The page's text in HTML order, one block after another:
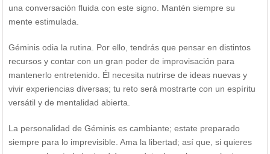
una conversación fluida con este signo. Mantén siempre su
mente estimulada.
Géminis odia la rutina. Por ello, tendrás que pensar en distintos
recursos y contar con un gran poder de improvisación para
mantenerlo entretenido. Él necesita nutrirse de ideas nuevas y
vivir experiencias diversas; tu reto será mostrarte con un espíritu
versátil y de mentalidad abierta.
La personalidad de Géminis es cambiante; estate preparado
siempre para lo imprevisible. Ama la libertad; así que, si quieres